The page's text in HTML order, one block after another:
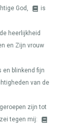
God,
is
heerlijkheid
en Zijn vrouw
en blinkend fijn
van de
zijn tot
tegen mij: